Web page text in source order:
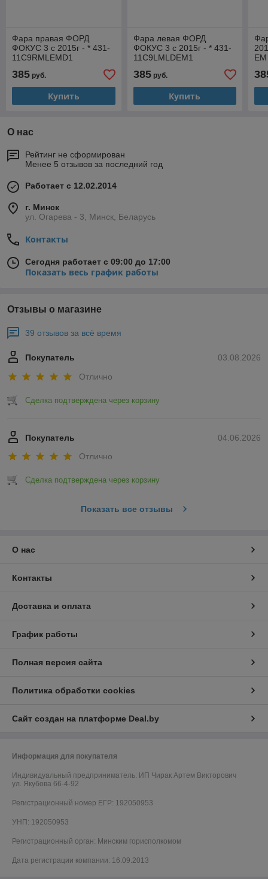
Фара правая ФОРД
ФОКУС 3 с 2015г - * 431-
11C9RMLEMD1
385 руб.
Купить
Фара левая ФОРД
ФОКУС 3 с 2015г - * 431-
11C9LMLDEM1
385руб.
Купить
EM
О нас
Рейтинг не сформирован
Менее 5 отзывов за последний год
Работает с 12.02.2014
г. Минск
ул. Огарева - 3, Минск, Беларусь
Контакты
Сегодня работает с 09:00 до 17:00
Показать весь график работы
Отзывы о магазине
39 отзывов за всё время
03.08.2026
Покупатель
Отлично
Сделка подтверждена через корзину
04.06.2026
Покупатель
Отлично
Сделка подтверждена через корзину
Показать все отзывы
О нас
Контакты
Доставка и оплата
График работы
Полная версия сайта
Политика обработки cookies
Сайт создан на платформе Deal.by
Информация для покупателя
Индивидуальный предприниматель: ИП Чирак Артем Викторович
ул. Якубова 66-4-92
Регистрационный номер ЕГР: 192050953
УНП: 192050953
Регистрационный орган: Минским горисполкомом
Дата регистрации компании: 16.09.2013